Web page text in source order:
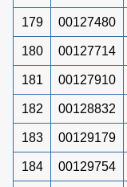
179 00127480
180 00127714
181 00127910
182 00128832
183 00129179
184 00129754